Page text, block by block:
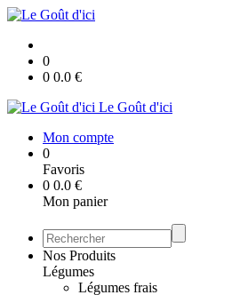
0
0 0.0 €
Le Goût d'ici
Mon compte
0
Favoris
0 0.0 €
Mon panier
Nos Produits
Légumes
Légumes frais